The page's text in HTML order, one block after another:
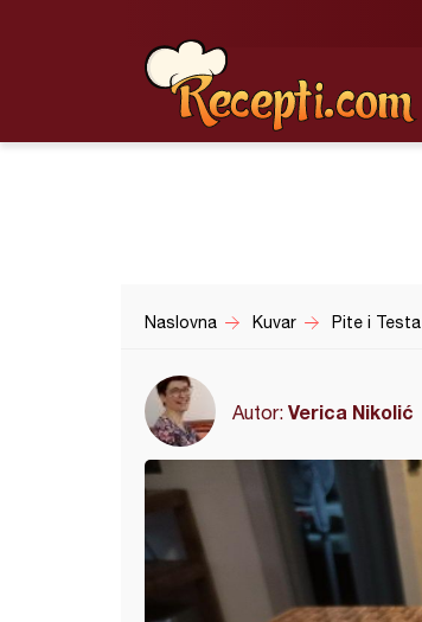
Naslovna Kuvar Pite i Testa
Autor: Verica Nikolić